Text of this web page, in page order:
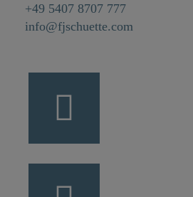
+49 5407 8707 777
info@fjschuette.com